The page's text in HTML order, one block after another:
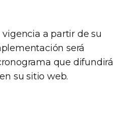
a partir de su
será
que difundirá
su sitio web.